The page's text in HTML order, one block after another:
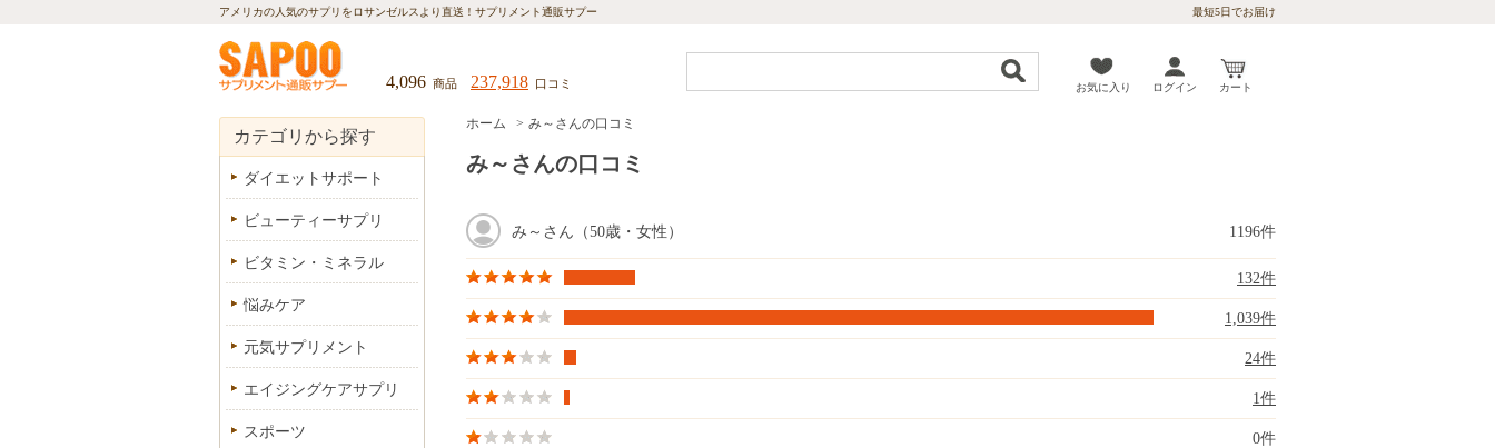
アメリカの人気のサプリをロサンゼルスより直送！ サプリメント通販サプー 最短5日でお届け
4,096 商品 237,918 口コミ お気に入り ログイン カート
ホーム み～さんの口コミ
み～さんの口コミ
み～さん（50歳・女性） 1196件
132件
1,039件
24件
1件
0件
カテゴリから探す
ダイエットサポート
ビューティーサプリ
ビタミン・ミネラル
悩みケア
元気サプリメント
エイジングケアサプリ
スポーツ